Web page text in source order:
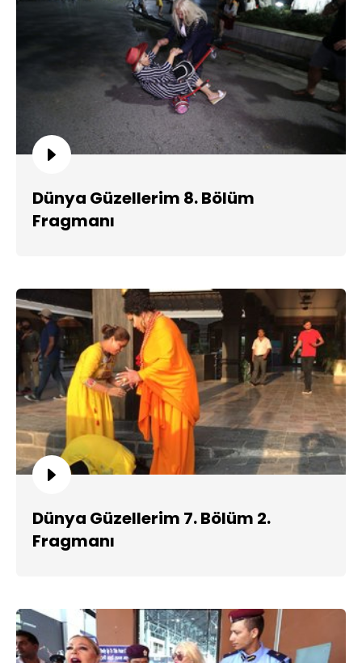
Dünya Güzellerim 8. Bölüm
Fragmanı
Dünya Güzellerim 7. Bölüm 2.
Fragmanı